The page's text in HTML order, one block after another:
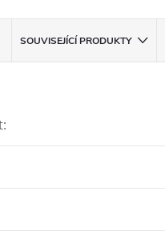
SOUVISEJÍCÍ PRODUKTY
: